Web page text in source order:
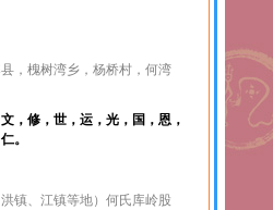
，槐树湾乡，杨桥村，何湾
，修，世，运，光，国，恩，
仁。
镇、江镇等地）何氏库岭股